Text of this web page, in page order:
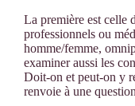
La première est celle
professionnels ou
homme/femme,
examiner aussi les
Doit-on et peut-on y
renvoie à une